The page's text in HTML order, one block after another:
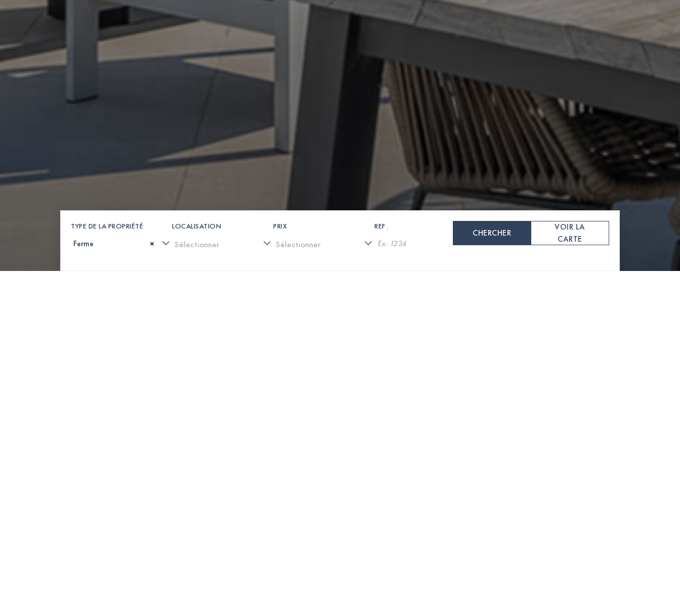
TYPE DE LA PROPRIÉTÉ
×
LOCALISATION PRIX REF .
CHERCHER
VOIR LA
CARTE